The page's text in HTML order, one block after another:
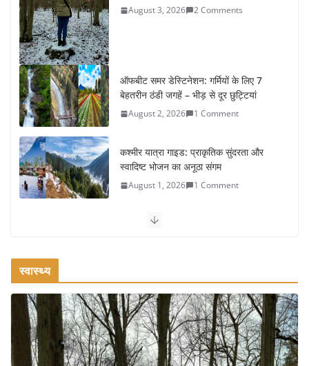
August 3, 2026 2 Comments
ऑफबीट समर डेस्टिनेशन: गर्मियों के लिए 7
बेहतरीन ठंडी जगहें – भीड़ से दूर छुट्टियां
August 2, 2026 1 Comment
कश्मीर यात्रा गाइड: प्राकृतिक सुंदरता और
स्वादिष्ट भोजन का अनूठा संगम
August 1, 2026 1 Comment
वजन घटाने के लिए 8 बेहतरीन वॉकिंग
रामेश्वरम यात्रा गाइड: पवित्र तीर्थ स्थल, दर्शन स्थल और पहुंच मार्ग
July 30, 2026 1 Comment
स्वास्थ्य